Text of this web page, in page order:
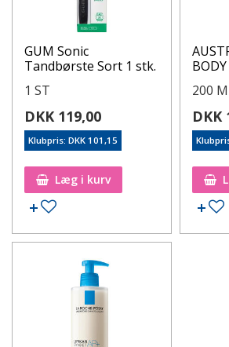
GUM Sonic
Tandbørste Sort 1 stk.
1 ST
DKK 119,00
Klubpris: DKK 101,15
Læg i kurv
200
DKK